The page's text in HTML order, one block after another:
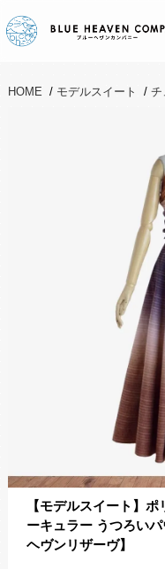
HOME / モデルスイート / チ
【モデルスイート】
ーキュラー うつろい
ヘヴンリザーヴ】